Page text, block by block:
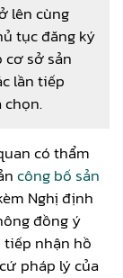
lên cùng
tục đăng ký
sở sản
lần tiếp
có thẩm
công bố sản
Nghị định
đồng ý
tiếp nhận hồ
pháp lý của